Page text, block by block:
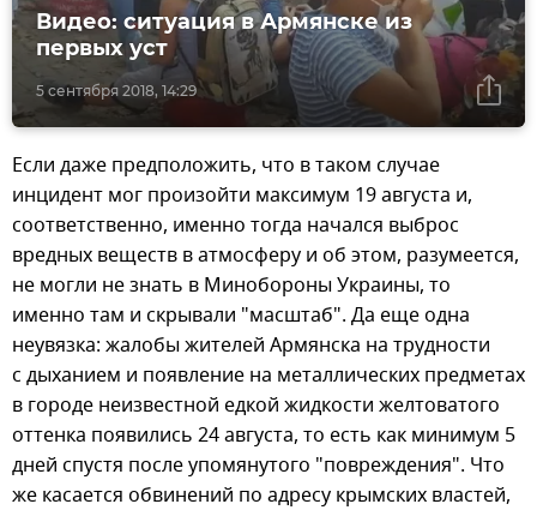
5 сентября 2018, 14:29
Видео: ситуация в Армянске из
первых уст
Если даже предположить, что в таком случае
инцидент мог произойти максимум 19 августа и,
соответственно, именно тогда начался выброс
вредных веществ в атмосферу и об этом, разумеется,
не могли не знать в Минобороны Украины, то
именно там и скрывали "масштаб". Да еще одна
неувязка: жалобы жителей Армянска на трудности
с дыханием и появление на металлических предметах
в городе неизвестной едкой жидкости желтоватого
оттенка появились 24 августа, то есть как минимум 5
дней спустя после упомянутого "повреждения". Что
же касается обвинений по адресу крымских властей,